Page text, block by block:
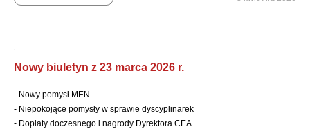
Nowy biuletyn z 23 marca 2026 r.
- Nowy pomysł MEN
- Niepokojące pomysły w sprawie dyscyplinarek
- Dopłaty doczesnego i nagrody Dyrektora CEA